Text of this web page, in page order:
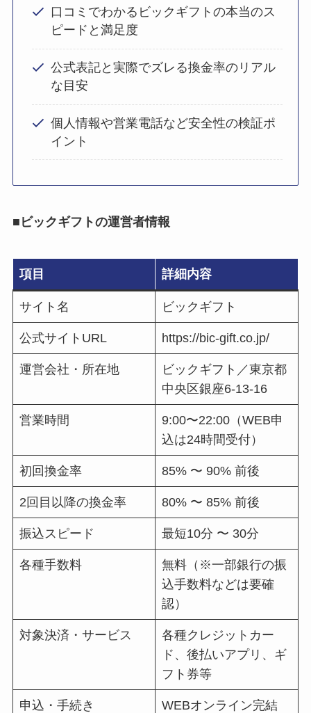
口コミでわかるビックギフトの本当のス
ピードと満足度
公式表記と実際でズレる換金率のリアル
な目安
個人情報や営業電話など安全性の検証ポ
イント
■ビックギフトの運営者情報
項目 詳細内容
サイト名 ビックギフト
公式サイトURL https://bic-gift.co.jp/
運営会社・所在地
ビックギフト／東京都
中央区銀座6-13-16
営業時間
9:00〜22:00（WEB申
込は24時間受付）
初回換金率 85% 〜 90% 前後
2回目以降の換金率 80% 〜 85% 前後
振込スピード 最短10分 〜 30分
各種手数料
無料（※一部銀行の振
込手数料などは要確
認）
対象決済・サービス
各種クレジットカー
ド、後払いアプリ、ギ
フト券等
申込・手続き WEBオンライン完結